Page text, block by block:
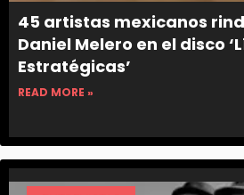
45 artistas mexicanos
Daniel Melero en el disco
Estratégicas’
READ MORE »